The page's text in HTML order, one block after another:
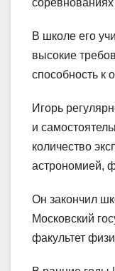
В школе его
высокие
способность к
Игорь
и
количество
астрономией,
Он закончил
Московский
факультет